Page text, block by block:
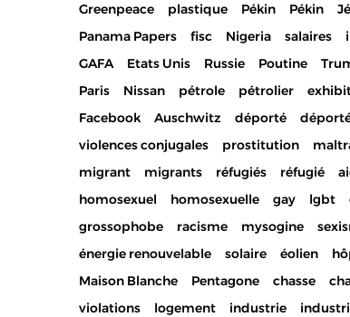
Greenpeace
plastique Pékin Pékin
Panama Papers
fisc Nigeria salaires
GAFA
Etats Unis Russie Poutine
Paris
Nissan pétrole pétrolier
Facebook
Auschwitz déporté
violences conjugales
prostitution
migrant
migrants réfugiés réfugié
homosexuel
homosexuelle gay lgbt
grossophobe
racisme mysogine
énergie renouvelable
solaire éolien
Maison Blanche
Pentagone chasse
violations
logement industrie